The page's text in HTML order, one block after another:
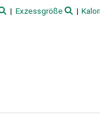
Exzessgröße